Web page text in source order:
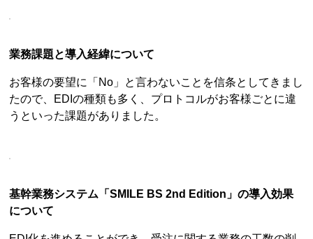
業務課題と導入経緯について
お客様の要望に「No」と言わないことを信条としてきまし
たので、EDIの種類も多く、プロトコルがお客様ごとに違
うといった課題がありました。
基幹業務システム「SMILE BS 2nd Edition」の導入効果
について